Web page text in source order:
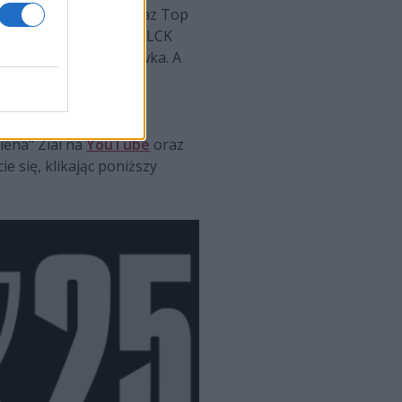
PSG Talon, T1 oraz Top
wicemistrzów LCK
słabsza rozgrzewka. A
Ziai naYouTube oraz
się, klikając poniższy